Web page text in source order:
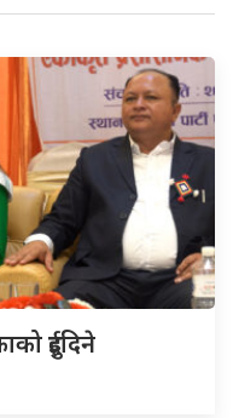
दुईदिने